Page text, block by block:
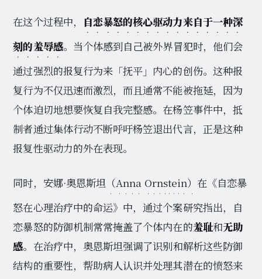
在这个过程中， 自恋暴怒的核心驱动力来自于一种深
刻的羞辱感。当个体感到自己被外界冒犯时，他们会
通过强烈的报复行为来「抚平」内心的创伤。这种报
复行为不仅迅速而激烈，而且通常不能被拖延，因为
个体迫切地想要恢复自我完整感。在杨笠事件中，抵
制者通过集体行动不断呼吁杨笠退出代言，正是这种
报复性驱动力的外在表现。
同时，安娜·奥恩斯坦 （Anna Ornstein） 在《自恋暴
怒在心理治疗中的命运》中，通过个案研究指出，自
恋暴怒的防御机制常常掩盖了个体内在的羞耻和无助
感。在治疗中，奥恩斯坦强调了识别和解析这些防御
结构的重要性，帮助病人认识并处理其潜在的愤怒来